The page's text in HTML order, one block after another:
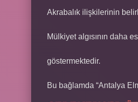
Akrabalık ilişkilerinin
Mülkiyet algısının daha
göstermektedir.
Bu bağlamda “Antalya